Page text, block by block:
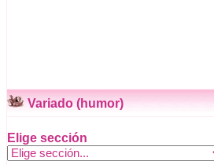
Variado (humor)
Elige sección